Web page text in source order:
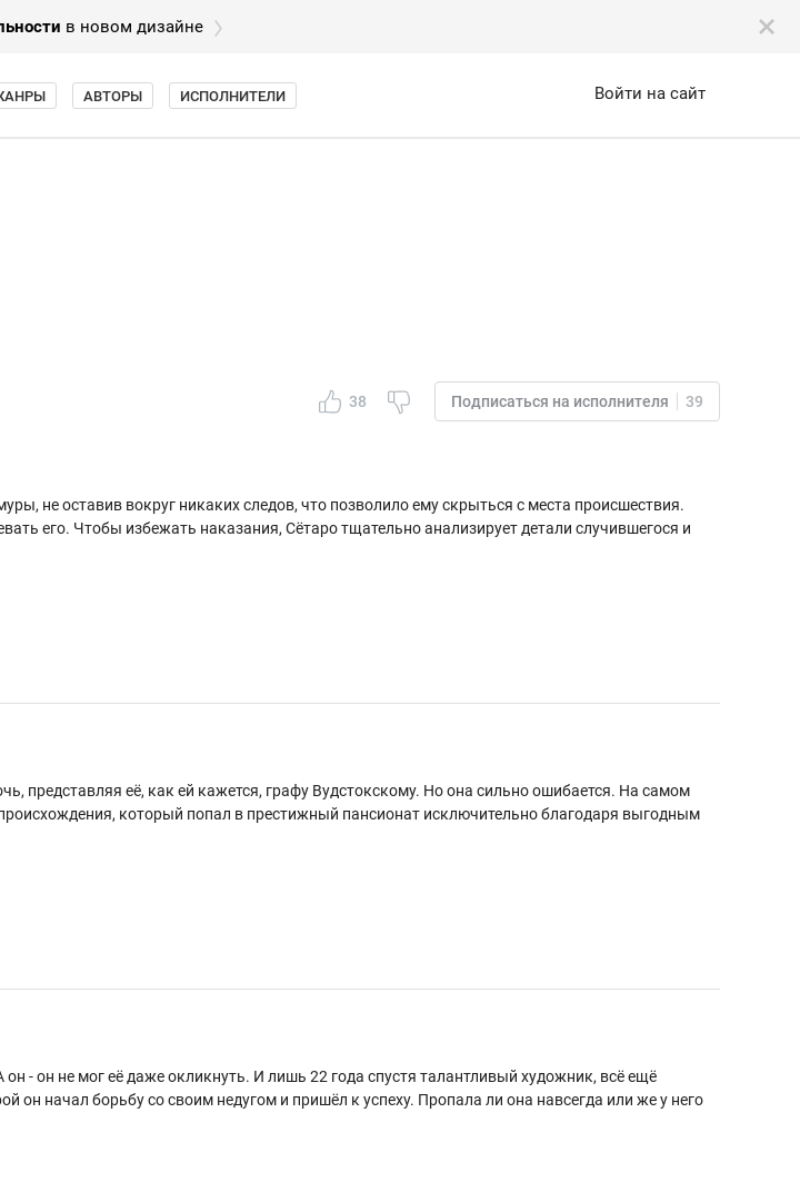
в новом дизайне
Войти на сайт
АВТОРЫ ИСПОЛНИТЕЛИ
38 Подписаться на исполнителя 39
не оставив вокруг никаких следов, что позволило ему скрыться с места происшествия.
его. Чтобы избежать наказания, Сётаро тщательно анализирует детали случившегося и
представляя её, как ей кажется, графу Вудстокскому. Но она сильно ошибается. На самом
который попал в престижный пансионат исключительно благодаря выгодным
он - он не мог её даже окликнуть. И лишь 22 года спустя талантливый художник, всё ещё
он начал борьбу со своим недугом и пришёл к успеху. Пропала ли она навсегда или же у него